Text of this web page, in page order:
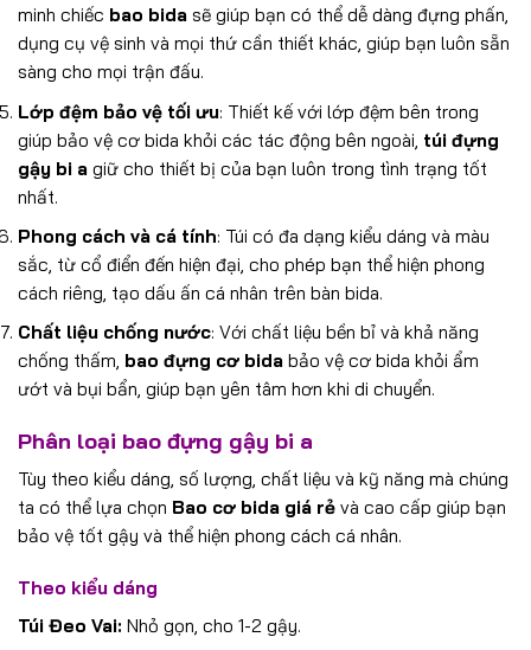
minh chiếc bao bida sẽ giúp bạn có thể dễ dàng đựng phấn,
dụng cụ vệ sinh và mọi thứ cần thiết khác, giúp bạn luôn sẵn
sàng cho mọi trận đấu.
Lớp đệm bảo vệ tối ưu: Thiết kế với lớp đệm bên trong
giúp bảo vệ cơ bida khỏi các tác động bên ngoài, túi đựng
gậy bi a giữ cho thiết bị của bạn luôn trong tình trạng tốt
nhất.
Phong cách và cá tính: Túi có đa dạng kiểu dáng và màu
sắc, từ cổ điển đến hiện đại, cho phép bạn thể hiện phong
cách riêng, tạo dấu ấn cá nhân trên bàn bida.
Chất liệu chống nước: Với chất liệu bền bỉ và khả năng
chống thấm, bao đựng cơ bida bảo vệ cơ bida khỏi ẩm
ướt và bụi bẩn, giúp bạn yên tâm hơn khi di chuyển.
Phân loại bao đựng gậy bi a
Tùy theo kiểu dáng, số lượng, chất liệu và kỹ năng mà chúng
ta có thể lựa chọn Bao cơ bida giá rẻ và cao cấp giúp bạn
bảo vệ tốt gậy và thể hiện phong cách cá nhân.
Theo kiểu dáng
Túi Đeo Vai: Nhỏ gọn, cho 1-2 gậy.